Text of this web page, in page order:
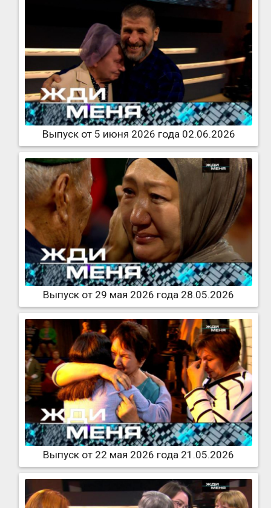
Выпуск от 5 июня 2026 года 02.06.2026
Выпуск от 29 мая 2026 года 28.05.2026
Выпуск от 22 мая 2026 года 21.05.2026